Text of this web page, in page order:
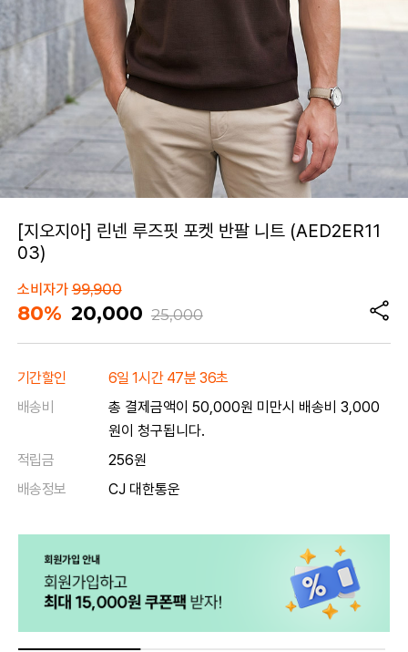
[지오지아] 린넨 루즈핏 포켓 반팔 니트 (AED2ER11
03)
소비자가99,900
80% 20,000 25,000
기간할인
6일 1시간 47분 36초
배송비
총 결제금액이 50,000원 미만시 배송비 3,000
원이 청구됩니다.
적립금
256원
배송정보
CJ 대한통운